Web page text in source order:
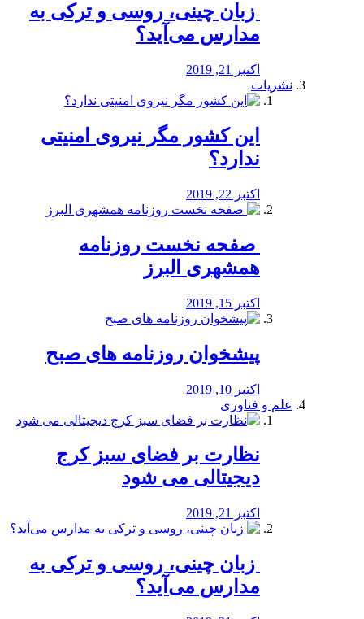
️ زبان چینی، روسی و ترکی به
مدارس می‌آید؟
اکتبر 21, 2019
نشریات
این کشور مگر نیروی امنیتی
ندارد؟
اکتبر 22, 2019
️ صفحه نخست روزنامه‌
همشهری البرز
اکتبر 15, 2019
پیشخوان روزنامه های صبح
اکتبر 10, 2019
علم و فناوری
نظارت بر فضای سبز کرج
دیجیتالی می شود
اکتبر 21, 2019
️ زبان چینی، روسی و ترکی به
مدارس می‌آید؟